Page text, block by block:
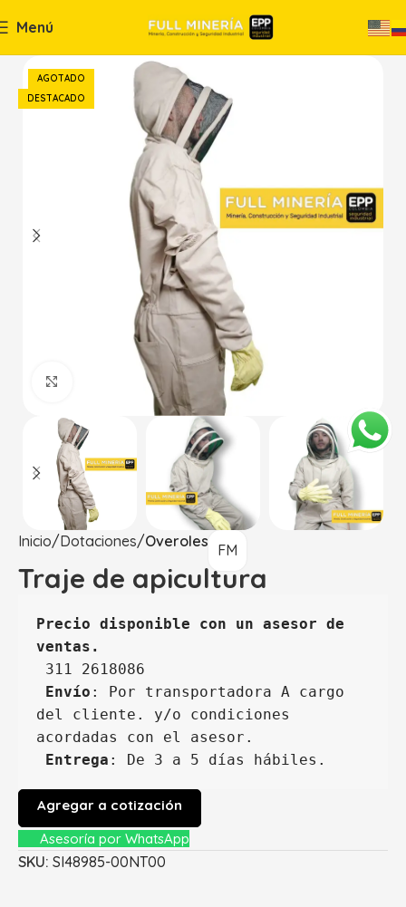
Menú
AGOTADO
DESTACADO
Haga Click para agrandar
Inicio Dotaciones Overoles FM
Traje de apicultura
Precio disponible con un asesor de
ventas.
311 2618086
Envío : Por transportadora A cargo
del cliente. y/o condiciones
acordadas con el asesor.
Entrega : De 3 a 5 días hábiles.
Agregar a cotización
Asesoría por WhatsApp
SKU: SI48985-00NT00